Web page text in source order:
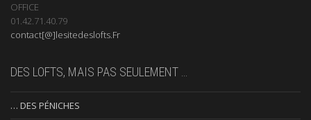
OFFICE
01.42.71.40.79
contact[@]lesitedeslofts.Fr
DES LOFTS, MAIS PAS SEULEMENT …
… DES PÉNICHES